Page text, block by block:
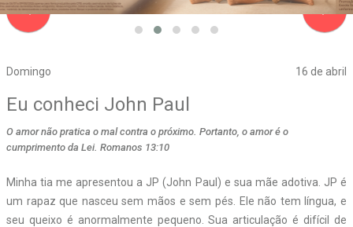
Domingo 16 de abril
navigate_before
Eu conheci John Paul
O amor não pratica o mal contra o próximo. Portanto, o amor é o
cumprimento da Lei. Romanos 13:10
Minha tia me apresentou a JP (John Paul) e sua mãe adotiva. JP é
um rapaz que nasceu sem mãos e sem pés. Ele não tem língua, e
seu queixo é anormalmente pequeno. Sua articulação é difícil de
navigate_next